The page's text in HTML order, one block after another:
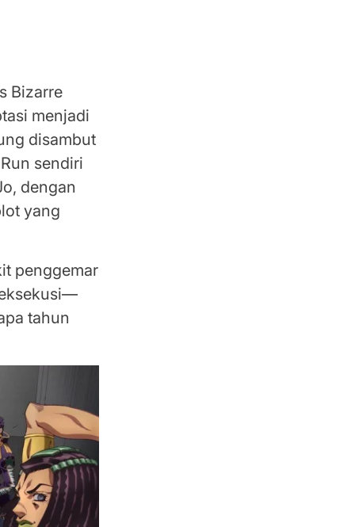
Bizarre
menjadi
disambut
sendiri
dengan
yang
penggemar
tahun